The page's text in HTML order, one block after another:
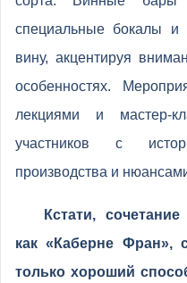
специальные бокалы
вину, акцентируя
особенностях.
лекциями и мастер-
участников с
производства и
Кстати,
как «Каберне
только хороший